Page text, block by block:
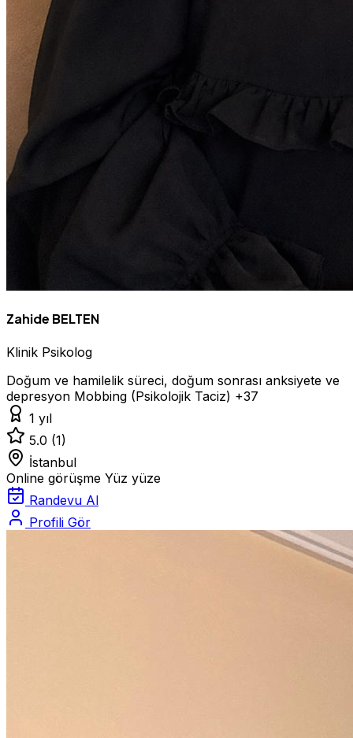
Zahide BELTEN
Klinik Psikolog
Doğum ve hamilelik süreci, doğum sonrası anksiyete ve
depresyon Mobbing (Psikolojik Taciz) +37
1 yıl
5.0 (1)
İstanbul
Online görüşme Yüz yüze
Randevu Al
Profili Gör